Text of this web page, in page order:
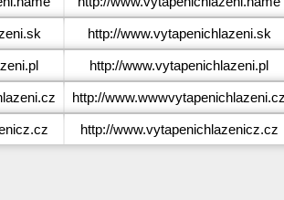
http://www.vytapenichlazeni.sk
http://www.vytapenichlazeni.pl
http://www.wwwvytapenichlazeni.cz
http://www.vytapenichlazenicz.cz